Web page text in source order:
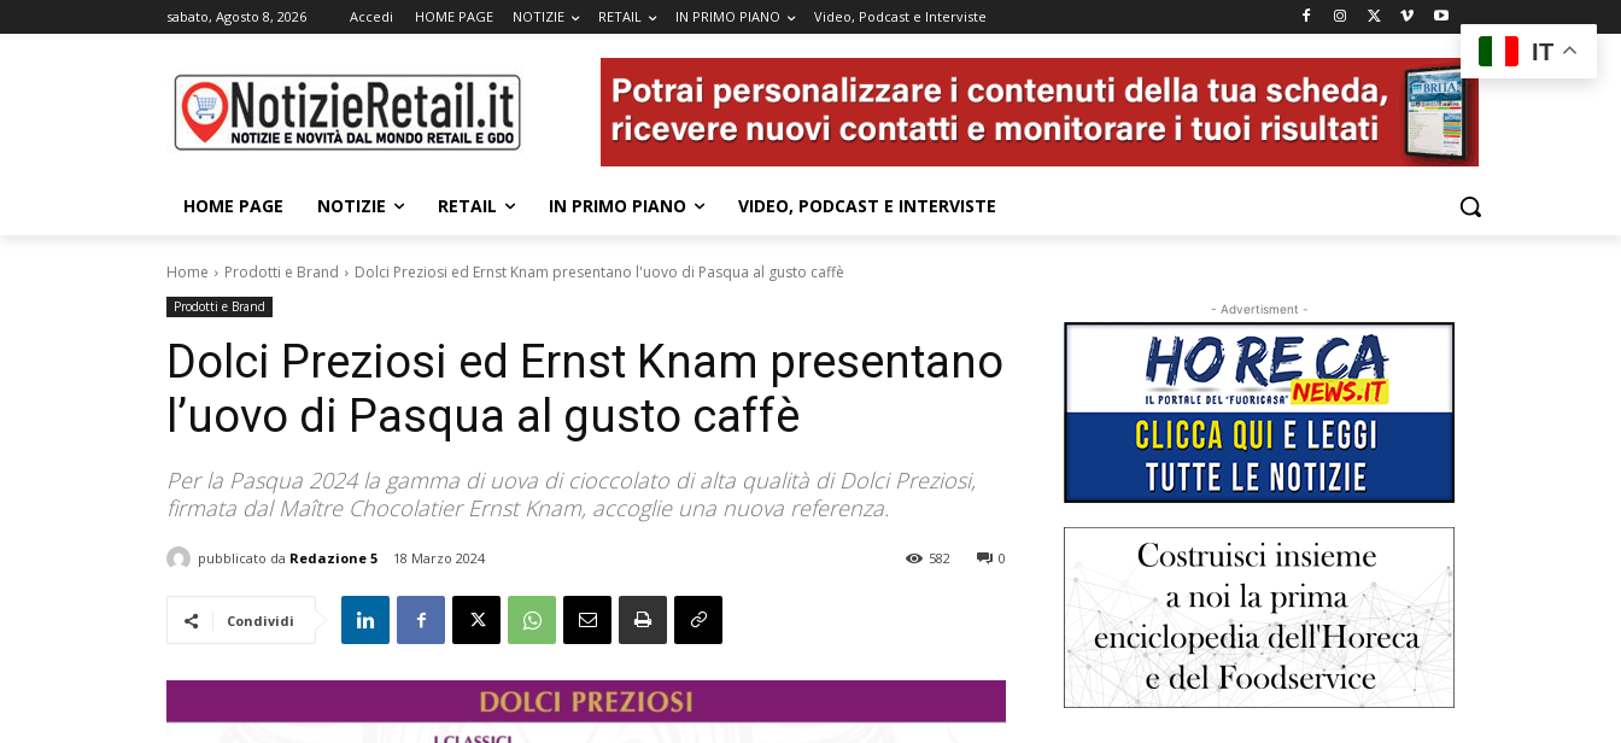
sabato, Agosto 8, 2026 Accedi HOME PAGE NOTIZIE RETAIL IN PRIMO PIANO Video, Podcast e Interviste
HOME PAGE NOTIZIE RETAIL IN PRIMO PIANO VIDEO, PODCAST E INTERVISTE
Home Prodotti e Brand Dolci Preziosi ed Ernst Knam presentano l'uovo di Pasqua al gusto caffè
Prodotti e Brand
Dolci Preziosi ed Ernst Knam presentano
l’uovo di Pasqua al gusto caffè
Per la Pasqua 2024 la gamma di uova di cioccolato di alta qualità di Dolci Preziosi,
firmata dal Maître Chocolatier Ernst Knam, accoglie una nuova referenza.
pubblicato da Redazione 5 18 Marzo 2024 0
582
Condividi
- Advertisment -
IT